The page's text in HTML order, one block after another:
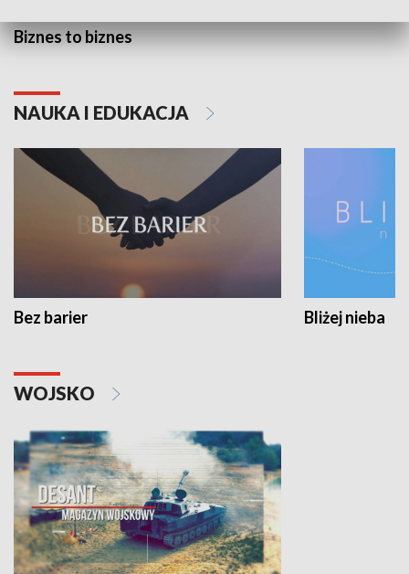
Biznes to biznes
NAUKA I EDUKACJA
Bez barier Bliżej nieba
WOJSKO